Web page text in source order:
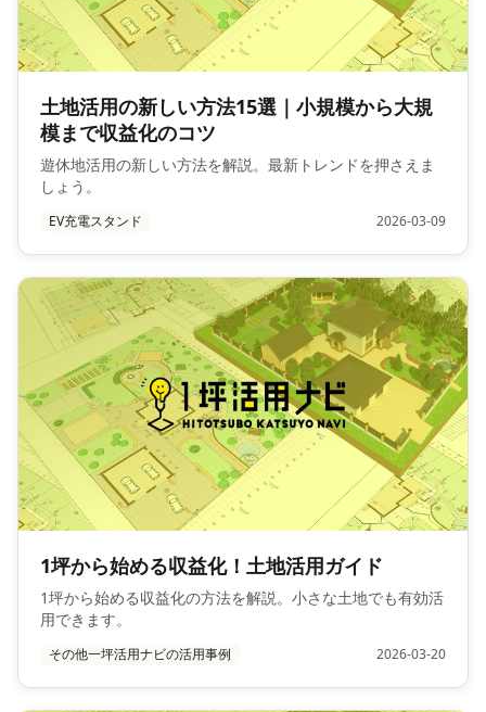
土地活用の新しい方法15選｜小規模から大規
模まで収益化のコツ
遊休地活用の新しい方法を解説。最新トレンドを押さえま
しょう。
EV充電スタンド 2026-03-09
1坪から始める収益化！土地活用ガイド
1坪から始める収益化の方法を解説。小さな土地でも有効活
用できます。
その他一坪活用ナビの活用事例 2026-03-20